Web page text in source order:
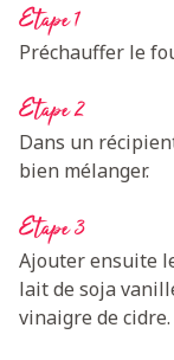
Etape 1
Préchauffer le
Etape 2
Dans un
bien mélanger.
Etape 3
Ajouter ensuite
lait de soja
vinaigre de cidre.